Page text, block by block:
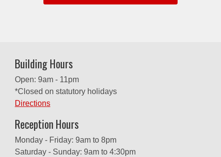
Building Hours
Open: 9am - 11pm
*Closed on statutory holidays
Directions
Reception Hours
Monday - Friday: 9am to 8pm
Saturday - Sunday: 9am to 4:30pm